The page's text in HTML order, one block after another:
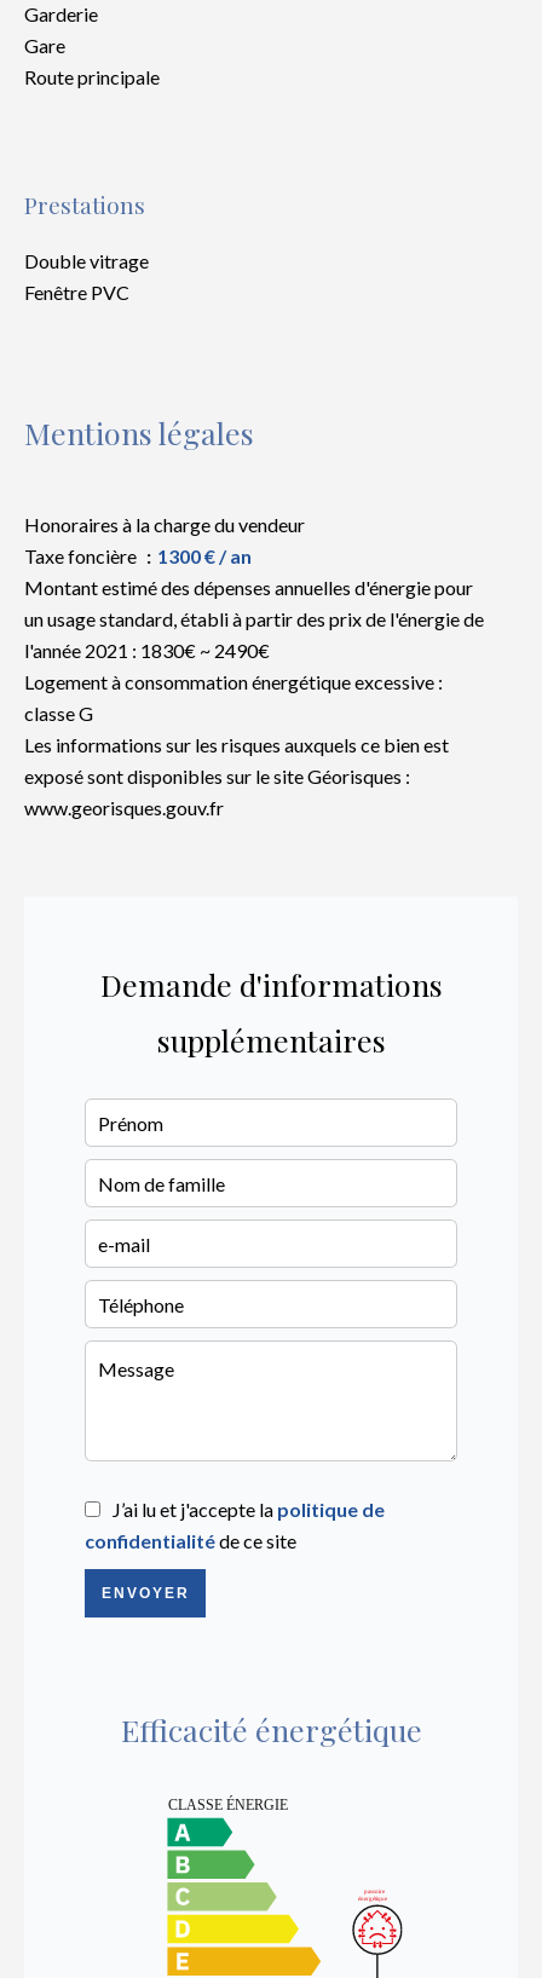
Garderie
Gare
Route principale
Prestations
Double vitrage
Fenêtre PVC
Mentions légales
Honoraires à la charge du vendeur
Taxe foncière
1300 € / an
Montant estimé des dépenses annuelles d'énergie pour
un usage standard, établi à partir des prix de l'énergie de
l'année 2021 : 1830€ ~ 2490€
Logement à consommation énergétique excessive :
classe G
Les informations sur les risques auxquels ce bien est
exposé sont disponibles sur le site Géorisques :
www.georisques.gouv.fr
Demande d'informations
supplémentaires
J’ai lu et j'accepte la politique de
confidentialitéde ce site
ENVOYER
Efficacité énergétique